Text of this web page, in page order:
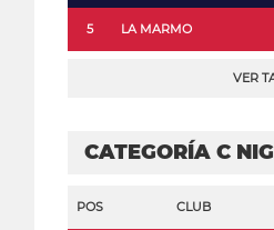
5 LA MARMO
VER
CATEGORÍA C
POS CLUB